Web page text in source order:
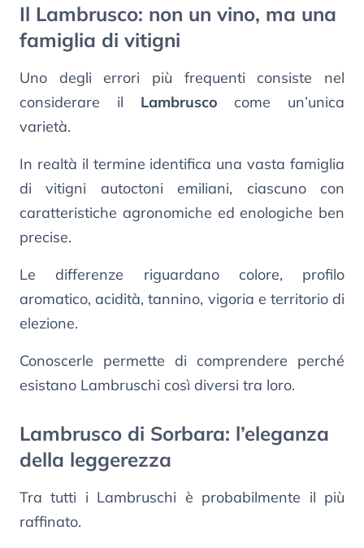
Il Lambrusco: non un vino, ma una
famiglia di vitigni
Uno degli errori più frequenti consiste nel
considerare il Lambrusco come un’unica
varietà.
In realtà il termine identifica una vasta famiglia
di vitigni autoctoni emiliani, ciascuno con
caratteristiche agronomiche ed enologiche ben
precise.
Le differenze riguardano colore, profilo
aromatico, acidità, tannino, vigoria e territorio di
elezione.
Conoscerle permette di comprendere perché
esistano Lambruschi così diversi tra loro.
Lambrusco di Sorbara: l’eleganza
della leggerezza
Tra tutti i Lambruschi è probabilmente il più
raffinato.